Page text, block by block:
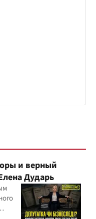
и верный
Дударь